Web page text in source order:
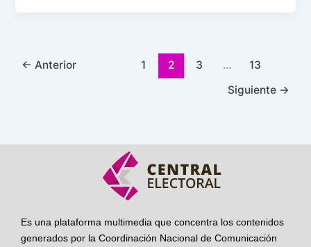
← Anterior 1 2 3 …
13
Siguiente →
Es una plataforma multimedia que concentra los contenidos
generados por la Coordinación Nacional de Comunicación